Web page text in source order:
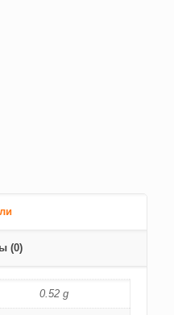
(0)
0.52 g